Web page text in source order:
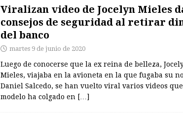
Viralizan video de Jocelyn Mieles
consejos de seguridad al retirar
del banco
martes 9 de junio de 2020
Luego de conocerse que la ex reina de belleza,
Mieles, viajaba en la avioneta en la que fugaba su
Daniel Salcedo, se han vuelto viral varios videos
modelo ha colgado en […]